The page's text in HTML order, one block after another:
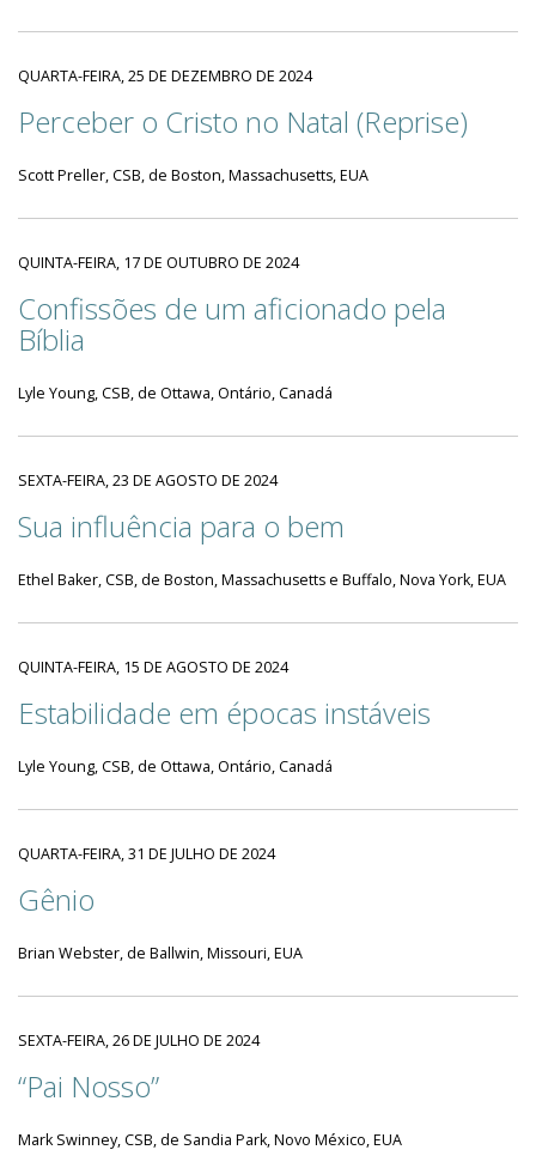
QUARTA-FEIRA, 25 DE DEZEMBRO DE 2024
Perceber o Cristo no Natal (Reprise)
Scott Preller, CSB, de Boston, Massachusetts, EUA
QUINTA-FEIRA, 17 DE OUTUBRO DE 2024
Confissões de um aficionado pela
Bíblia
Lyle Young, CSB, de Ottawa, Ontário, Canadá
SEXTA-FEIRA, 23 DE AGOSTO DE 2024
Sua influência para o bem
Ethel Baker, CSB, de Boston, Massachusetts e Buffalo, Nova York, EUA
QUINTA-FEIRA, 15 DE AGOSTO DE 2024
Estabilidade em épocas instáveis
Lyle Young, CSB, de Ottawa, Ontário, Canadá
QUARTA-FEIRA, 31 DE JULHO DE 2024
Gênio
Brian Webster, de Ballwin, Missouri, EUA
SEXTA-FEIRA, 26 DE JULHO DE 2024
“Pai Nosso”
Mark Swinney, CSB, de Sandia Park, Novo México, EUA